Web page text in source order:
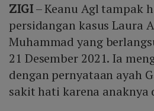
ZIGI– Keanu Agl tampak
persidangan kasus Laura
Muhammad yang
21 Desember 2021. Ia
dengan pernyataan ayah
sakit hati karena anaknya